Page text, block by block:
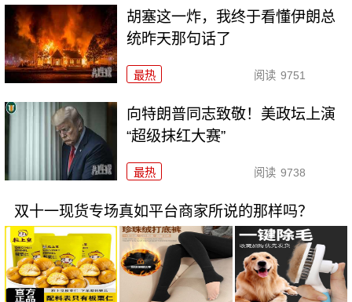
胡塞这一炸，我终于看懂伊朗总
统昨天那句话了
最热 阅读 9751
向特朗普同志致敬！美政坛上演
“超级抹红大赛”
最热 阅读 9738
双十一现货专场真如平台商家所说的那样吗？